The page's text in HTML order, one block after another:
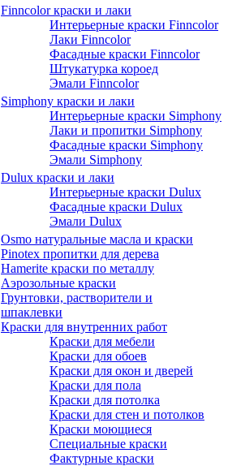
Finncolor краски и лаки
Интерьерные краски Finncolor
Лаки Finncolor
Фасадные краски Finncolor
Штукатурка короед
Эмали Finncolor
Simphony краски и лаки
Интерьерные краски Simphony
Лаки и пропитки Simphony
Фасадные краски Simphony
Эмали Simphony
Dulux краски и лаки
Интерьерные краски Dulux
Фасадные краски Dulux
Эмали Dulux
Osmo натуральные масла и краски
Pinotex пропитки для дерева
Hamerite краски по металлу
Аэрозольные краски
Грунтовки, растворители и
шпаклевки
Краски для внутренних работ
Краски для мебели
Краски для обоев
Краски для окон и дверей
Краски для пола
Краски для потолка
Краски для стен и потолков
Краски моющиеся
Специальные краски
Фактурные краски